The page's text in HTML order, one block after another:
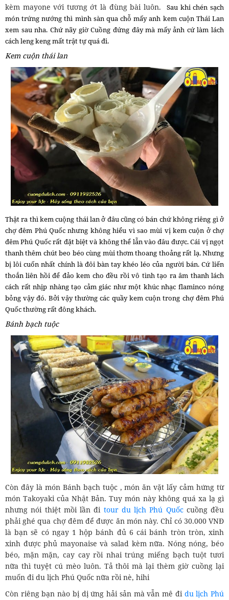
kèm mayone với tương ớt là đùng bài luôn.Sau khi chén sạch
món trứng nướng thì mình sàn qua chỗ mấy anh kem cuộn Thái Lan
xem sau nha. Chứ nãy giờ Cuồng đứng đây mà mấy ảnh cứ làm lách
cách leng keng mất trật tự quá đi.
Kem cuộn thái lan
Thật ra thì kem cuộng thái lan ở đâu cũng có bán chứ không riêng gì ở
chợ đêm Phú Quốc nhưng không hiểu vì sao mùi vị kem cuộn ở chợ
đêm Phú Quốc rất đặt biệt và không thể lẫn vào đâu được. Cái vị ngọt
thanh thêm chút beo béo cùng mùi thơm thoang thoảng rất lạ. Nhưng
bị lôi cuốn nhất chính là đôi bàn tay khéo léo của người bán. Cứ liến
thoắn liên hồi để đảo kem cho đều rồi vô tình tạo ra âm thanh lách
cách rất nhịp nhàng tạo cảm giác như một khúc nhạc flaminco nóng
bỏng vậy đó. Bởi vậy thường các quầy kem cuộn trong chợ đêm Phú
Quốc thường rất đông khách.
Bánh bạch tuộc
Còn đây là món Bánh bạch tuộc , món ăn vặt lấy cảm hứng từ
món Takoyaki của Nhật Bản. Tuy món này không quá xa lạ gì
nhưng nói thiệt mồi lần đi tour du lịch Phú Quốccuồng đều
phải ghé qua chợ đêm để được ăn món này. Chỉ có 30.000 VNĐ
là bạn sẽ có ngay 1 hộp bánh đủ 6 cái bánh tròn tròn, xinh
xinh được phủ mayonaise và salad kèm nữa. Nóng nóng, béo
béo, mặn mặn, cay cay rồi nhai trúng miếng bạch tuột tươi
nữa thì tuyệt cú mèo luôn. Tả thôi mà lại thèm giờ cuồng lại
muốn đi du lịch Phú Quốc nữa rồi nè, hihi
Còn riêng bạn nào bị dị ứng hải sản mà vẫn mê đi du lịch Phú